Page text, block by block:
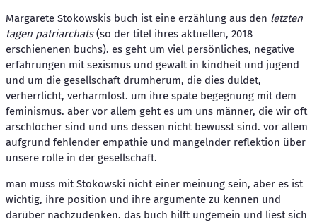
Margarete Stokowskis buch ist eine erzählung aus den letzten
tagen patriarchats(so der titel ihres aktuellen, 2018
erschienenen buchs). es geht um viel persönliches, negative
erfahrungen mit sexismus und gewalt in kindheit und jugend
und um die gesellschaft drumherum, die dies duldet,
verherrlicht, verharmlost. um ihre späte begegnung mit dem
feminismus. aber vor allem geht es um uns männer, die wir oft
arschlöcher sind und uns dessen nicht bewusst sind. vor allem
aufgrund fehlender empathie und mangelnder reflektion über
unsere rolle in der gesellschaft.
man muss mit Stokowski nicht einer meinung sein, aber es ist
wichtig, ihre position und ihre argumente zu kennen und
darüber nachzudenken. das buch hilft ungemein und liest sich